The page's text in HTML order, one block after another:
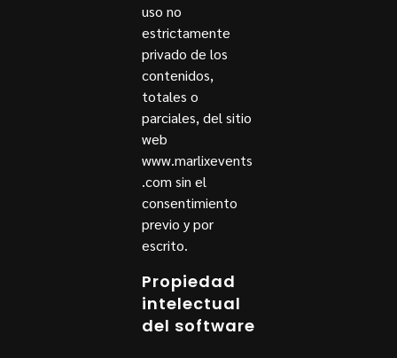
uso no
estrictamente
privado de los
contenidos,
totales o
parciales, del sitio
web
www.marlixevents
.com sin el
consentimiento
previo y por
escrito.
Propiedad
intelectual
del software